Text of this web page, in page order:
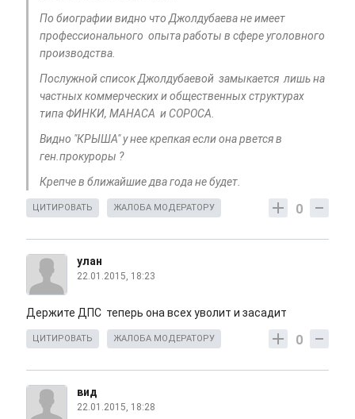
По биографии видно что Джолдубаева не имеет
профессионального опыта работы в сфере уголовного
производства.
Послужной список Джолдубаевой замыкается лишь на
частных коммерческих и общественных структурах
типа ФИНКИ, МАНАСА и СОРОСА.
Видно "КРЫША" у нее крепкая если она рвется в
ген.прокуроры ?
Крепче в ближайшие два года не будет.
0
ЦИТИРОВАТЬ ЖАЛОБА МОДЕРАТОРУ
улан
22.01.2015, 18:23
Держите ДПС теперь она всех уволит и засадит
0
ЦИТИРОВАТЬ ЖАЛОБА МОДЕРАТОРУ
вид
22.01.2015, 18:28